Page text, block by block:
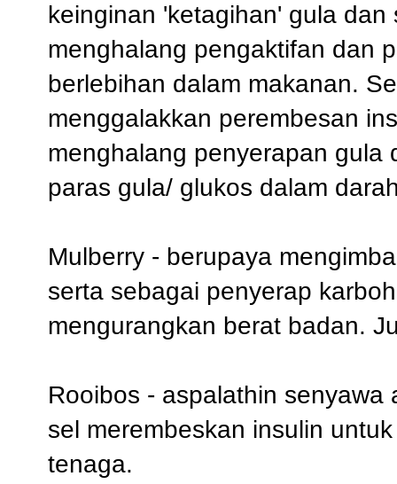
keinginan 'ketagihan' gula
menghalang pengaktifan dan
berlebihan dalam makanan.
menggalakkan perembesan
menghalang penyerapan gula
paras gula/ glukos dalam
Mulberry - berupaya
serta sebagai penyerap
mengurangkan berat badan.
Rooibos - aspalathin
sel merembeskan insulin
tenaga.